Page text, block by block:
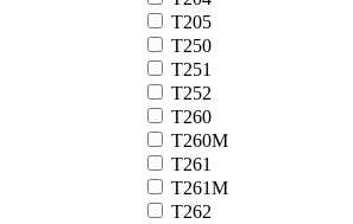
Т205
Т250
Т251
Т252
Т260
Т260М
Т261
Т261М
Т262